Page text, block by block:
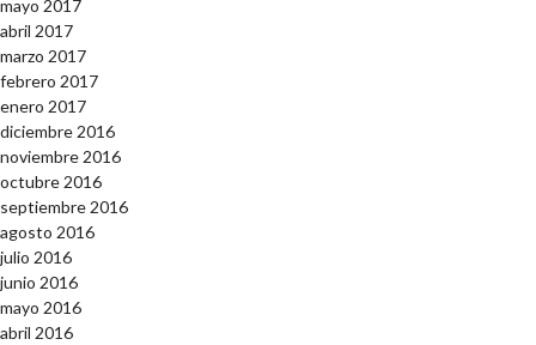
mayo 2017
abril 2017
marzo 2017
febrero 2017
enero 2017
diciembre 2016
noviembre 2016
octubre 2016
septiembre 2016
agosto 2016
julio 2016
junio 2016
mayo 2016
abril 2016